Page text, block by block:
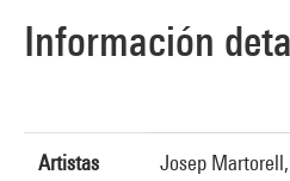
Información
Artistas
Josep